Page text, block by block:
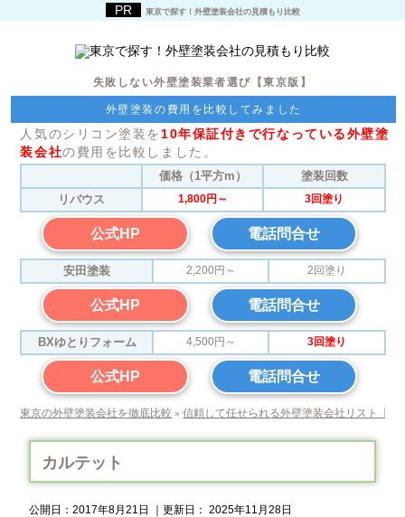
東京で探す！外壁塗装会社の見積もり比較
失敗しない外壁塗装業者選び【東京版】
外壁塗装の費用を比較してみました
人気のシリコン塗装を 10年保証付きで行なっている外壁塗
装会社の費用を比較しました。
価格（1平方m）
塗装回数
リバウス
1,800円～ 3回塗り
公式HP 電話問合せ
安田塗装 2,200円～ 2回塗り
公式HP 電話問合せ
BXゆとりフォーム 4,500円～ 3回塗り
公式HP 電話問合せ
東京の外壁塗装会社を徹底比較 »信頼して任せられる外壁塗装会社リスト【東
カルテット
公開日：2017年8月21日 ｜更新日：2025年11月28日